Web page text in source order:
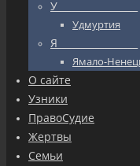
У_________________
Удмуртия
Я_________________
Ямало-
О сайте
Узники
ПравоСудие
Жертвы
Семьи